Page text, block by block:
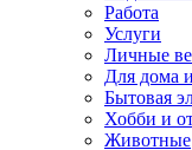
Работа
Услуги
Личные
Для дома
Бытовая
Хобби и
Животные